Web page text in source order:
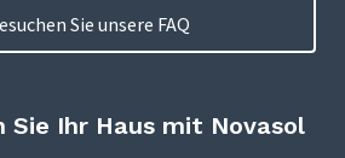
Sie unsere FAQ
Sie Ihr Haus mit Novasol